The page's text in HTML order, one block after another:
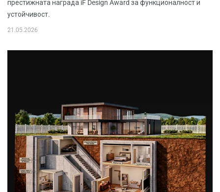
престижната награда iF Design Award за функционалност и
устойчивост.
21.05.2026